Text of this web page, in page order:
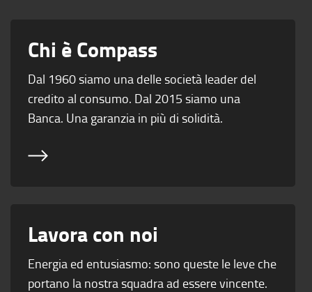
Chi è Compass
Dal 1960 siamo una delle società leader del
credito al consumo. Dal 2015 siamo una
Banca. Una garanzia in più di solidità.
Lavora con noi
Energia ed entusiasmo: sono queste le leve che
portano la nostra squadra ad essere vincente.